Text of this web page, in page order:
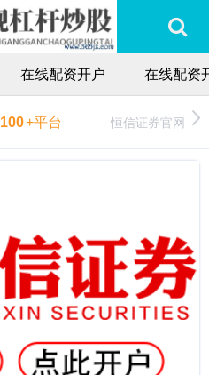
在线配资开户 在线配资
100+平台 恒信证券官网